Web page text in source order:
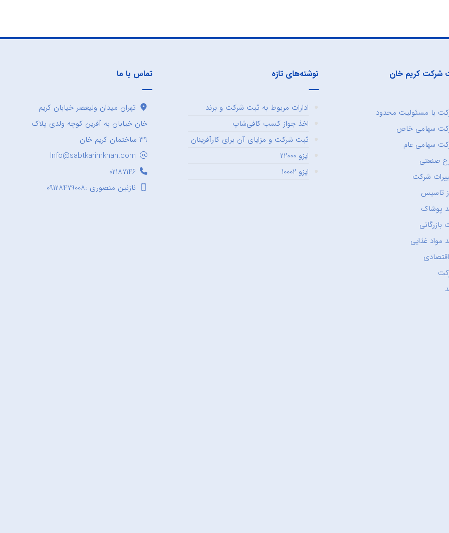
شرکت کریم خان
با مسئولیت محدود
سهامی خاص
سهامی عام
صنعتی
شرکت
تاسیس
پوشاک
بازرگانی
مواد غذایی
نوشته‌های تازه
ادارات مربوط به ثبت شرکت و برند
اخذ جواز کسب کافی‌شاپ
ثبت شرکت و مزایای آن برای کارآفرینان
ایزو ۲۲۰۰۰
ایزو ۱۰۰۰۲
تماس با ما
تهران میدان ولیعصر خیابان کریم
خان خیابان به آفرین کوچه ولدی پلاک
۳۹ ساختمان کریم خان
Info@sabtkarimkhan.com
۰۲۱۸۷۱۴۶
نازنین منصوری :۰۹۱۲۸۴۷۹۰۰۸